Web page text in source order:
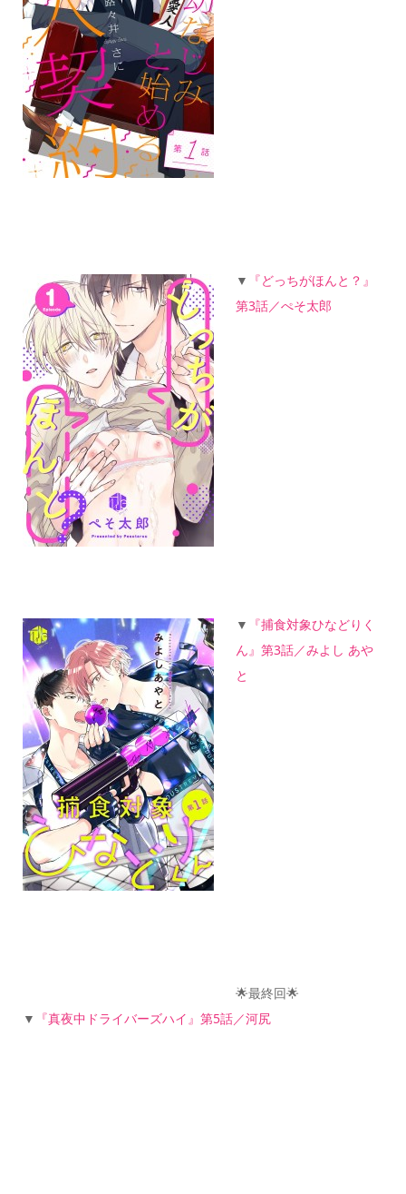
▼ 『どっちがほんと？』
第3話／ぺそ太郎
▼ 『捕食対象ひなどりく
ん』第3話／みよし あや
と
🌟最終回🌟
▼ 『真夜中ドライバーズハイ』第5話／河尻